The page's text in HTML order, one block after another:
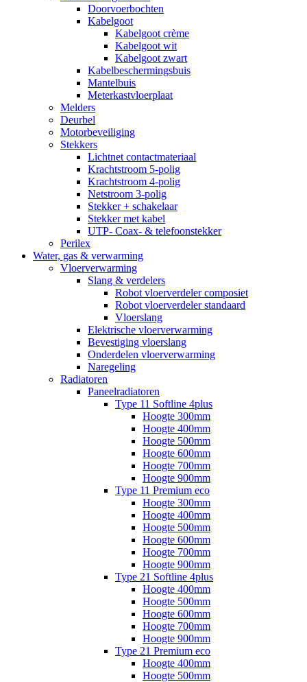
Doorvoerbochten
Kabelgoot
Kabelgoot crème
Kabelgoot wit
Kabelgoot zwart
Kabelbeschermingsbuis
Mantelbuis
Meterkastvloerplaat
Melders
Deurbel
Motorbeveiliging
Stekkers
Lichtnet contactmateriaal
Krachtstroom 5-polig
Krachtstroom 4-polig
Netstroom 3-polig
Stekker + schakelaar
Stekker met kabel
UTP- Coax- & telefoonstekker
Perilex
Water, gas & verwarming
Vloerverwarming
Slang & verdelers
Robot vloerverdeler composiet
Robot vloerverdeler standaard
Vloerslang
Elektrische vloerverwarming
Bevestiging vloerslang
Onderdelen vloerverwarming
Naregeling
Radiatoren
Paneelradiatoren
Type 11 Softline 4plus
Hoogte 300mm
Hoogte 400mm
Hoogte 500mm
Hoogte 600mm
Hoogte 700mm
Hoogte 900mm
Type 11 Premium eco
Hoogte 300mm
Hoogte 400mm
Hoogte 500mm
Hoogte 600mm
Hoogte 700mm
Hoogte 900mm
Type 21 Softline 4plus
Hoogte 400mm
Hoogte 500mm
Hoogte 600mm
Hoogte 700mm
Hoogte 900mm
Type 21 Premium eco
Hoogte 400mm
Hoogte 500mm